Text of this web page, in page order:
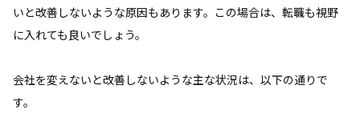
いと改善しないような原因もあります。この場合は、転職も視野
に入れても良いでしょう。
会社を変えないと改善しないような主な状況は、以下の通りで
す。